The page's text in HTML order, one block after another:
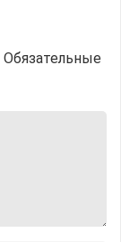
Обязательные